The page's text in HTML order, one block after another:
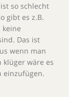
so schlecht
gibt es z.B.
Das ist
wenn man
wäre es
einzufügen.